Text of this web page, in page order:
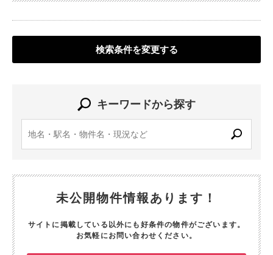
検索条件を変更する
キーワードから探す
未公開物件情報あります！
サイトに掲載している以外にも好条件の物件がございます。
お気軽にお問い合わせください。